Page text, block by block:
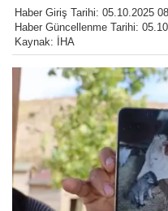
Haber Giriş Tarihi: 05.10.2025
Haber Güncellenme Tarihi:
Kaynak: İHA